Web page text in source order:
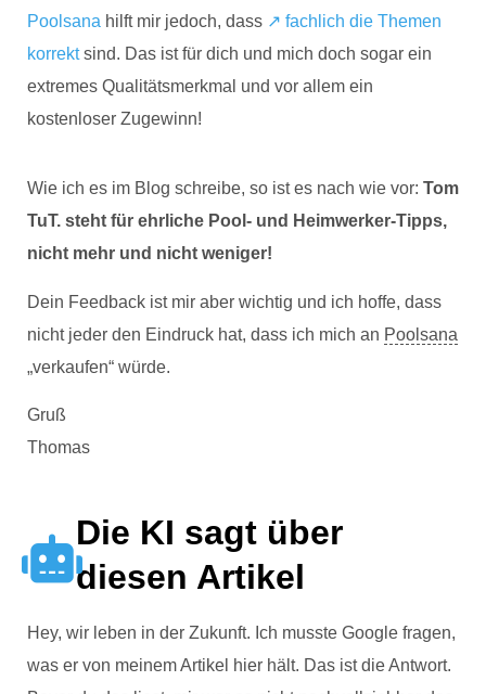
Poolsana hilft mir jedoch, dass ↗️ fachlich die Themen
korrektsind. Das ist für dich und mich doch sogar ein
extremes Qualitätsmerkmal und vor allem ein
kostenloser Zugewinn!
Wie ich es im Blog schreibe, so ist es nach wie vor: Tom
TuT. steht für ehrliche Pool- und Heimwerker-Tipps,
nicht mehr und nicht weniger!
Dein Feedback ist mir aber wichtig und ich hoffe, dass
nicht jeder den Eindruck hat, dass ich mich an Poolsana
„verkaufen“ würde.
Gruß
Thomas
Die KI sagt über
diesen Artikel
Hey, wir leben in der Zukunft. Ich musste Google fragen,
was er von meinem Artikel hier hält. Das ist die Antwort.